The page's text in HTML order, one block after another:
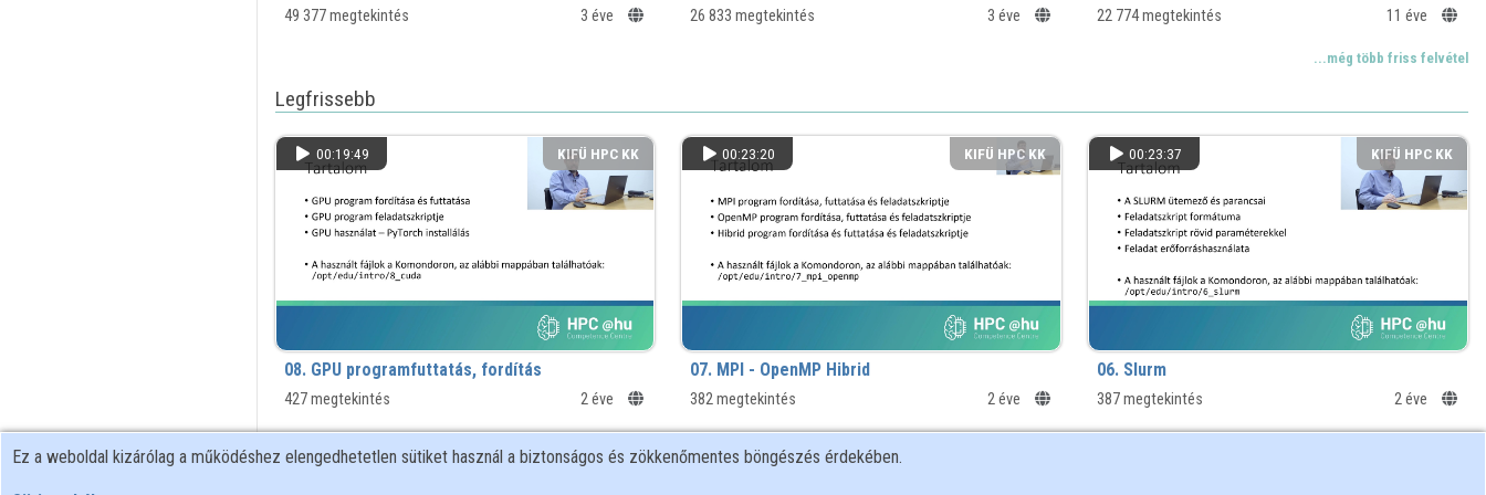
49 377 megtekintés 3 éve 26 833 megtekintés 3 éve 22 774 megtekintés 11 éve
...még több friss felvétel
Legfrissebb
00:19:49 KIFÜ HPC KK
08. GPU programfuttatás, fordítás
427 megtekintés 2 éve
00:23:20 KIFÜ HPC KK
07. MPI - OpenMP Hibrid
382 megtekintés 2 éve
00:23:37 KIFÜ HPC KK
06. Slurm
387 megtekintés 2 éve
Ez a weboldal kizárólag a működéshez elengedhetetlen sütiket használ a biztonságos és zökkenőmentes böngészés érdekében.